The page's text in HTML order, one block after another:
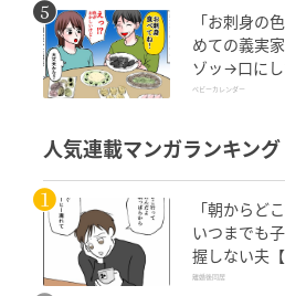
「お刺身の
めての義実
ゾッ→口にし
身の正体は
ベビーカレンダー
人気連載マンガランキング
「朝からど
いつまでも
握しない夫【
離婚後同居